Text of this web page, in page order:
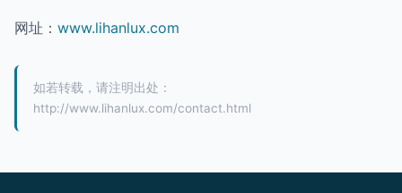
网址： www.lihanlux.com
如若转载，请注明出处：
http://www.lihanlux.com/contact.html